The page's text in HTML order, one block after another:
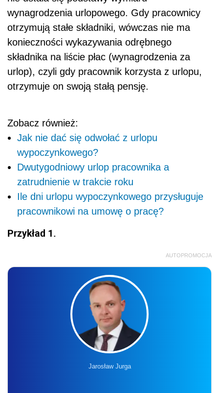
wynagrodzenia urlopowego. Gdy pracownicy
otrzymują stałe składniki, wówczas nie ma
konieczności wykazywania odrębnego
składnika na liście płac (wynagrodzenia za
urlop), czyli gdy pracownik korzysta z urlopu,
otrzymuje on swoją stałą pensję.
Zobacz również:
Jak nie dać się odwołać z urlopu
wypoczynkowego?
Dwutygodniowy urlop pracownika a
zatrudnienie w trakcie roku
Ile dni urlopu wypoczynkowego przysługuje
pracownikowi na umowę o pracę?
Przykład 1.
AUTOPROMOCJA
Jarosław Jurga